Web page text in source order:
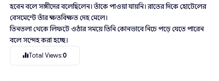
হবেন বলে সঙ্গীদের বলেছিলেন। তাঁকে পাওয়া যায়নি। রাতের দিকে হোটেলের
বেসমেন্টে তাঁর ক্ষতবিক্ষত দেহ মেলে।
তিনতলা থেকে লিফটে ওঠার সময়ে তিনি কোনভাবে নিচে পড়ে যেতে পারেন
বলে সন্দেহ করা হচ্ছে।
Total Views:0